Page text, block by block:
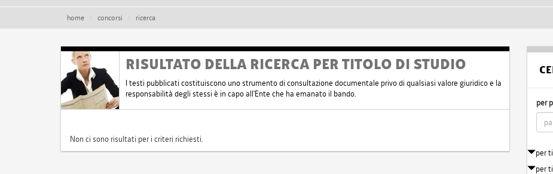
home concorsi ricerca
RISULTATO DELLA RICERCA PER TITOLO DI STUDIO
I testi pubblicati costituiscono uno strumento di consultazione documentale privo di qualsiasi valore giuridico e la
responsabilità degli stessi è in capo all'Ente che ha emanato il bando.
Non ci sono risultati per i criteri richiesti.
per
per
per